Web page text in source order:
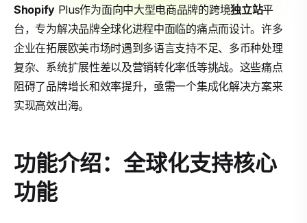
ShopifyPlus作为面向中大型电商品牌的跨境独立站平
台，专为解决品牌全球化进程中面临的痛点而设计。许多
企业在拓展欧美市场时遇到多语言支持不足、多币种处理
复杂、系统扩展性差以及营销转化率低等挑战。这些痛点
阻碍了品牌增长和效率提升，亟需一个集成化解决方案来
实现高效出海。
功能介绍：全球化支持核心
功能